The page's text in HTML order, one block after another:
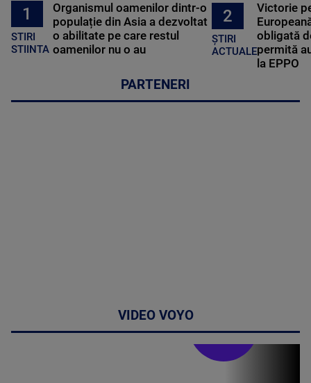
1
STIRI
STIINTA
Organismul oamenilor dintr-o
populație din Asia a dezvoltat
o abilitate pe care restul
oamenilor nu o au
2
ȘTIRI
ACTUALE
Victorie
obligată
permită
la EPPO
PARTENERI
VIDEO VOYO